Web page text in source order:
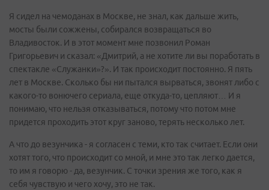
Я сидел на чемоданах в Москве, не знал, как дальше жить,
мосты были сожжены, собирался возвращаться во
Владивосток. И в этот момент мне позвонил Роман
Григорьевич и сказал: «Дмитрий, а не хотите ли вы поработать в
спектакле «Служанки»?». И так происходит постоянно. Я пять
лет в Москве. Сколько бы ни пытался вырваться, звонят либо с
какого-то вонючего сериала, еще откуда-то, цепляют… И я
понимаю, что нельзя отказываться, потому что потом мне
придется проходить этот круг заново, терять несколько лет.
А что до везунчика - я согласен с теми, кто так считает. Если они
хотят того, что происходит со мной, и мне это так легко дается,
то им я говорю - да, везунчик. С точки зрения же того, как я
себя чувствую и чего хочу, это не так.